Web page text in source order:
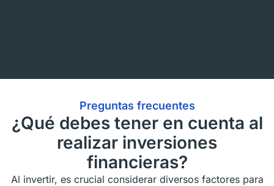
Preguntas frecuentes
¿Qué debes tener en cuenta al
realizar inversiones
financieras?
Al invertir, es crucial considerar diversos factores para